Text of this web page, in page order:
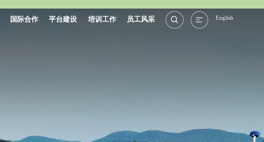
国际合作 平台建设 培训工作 员工风采 English